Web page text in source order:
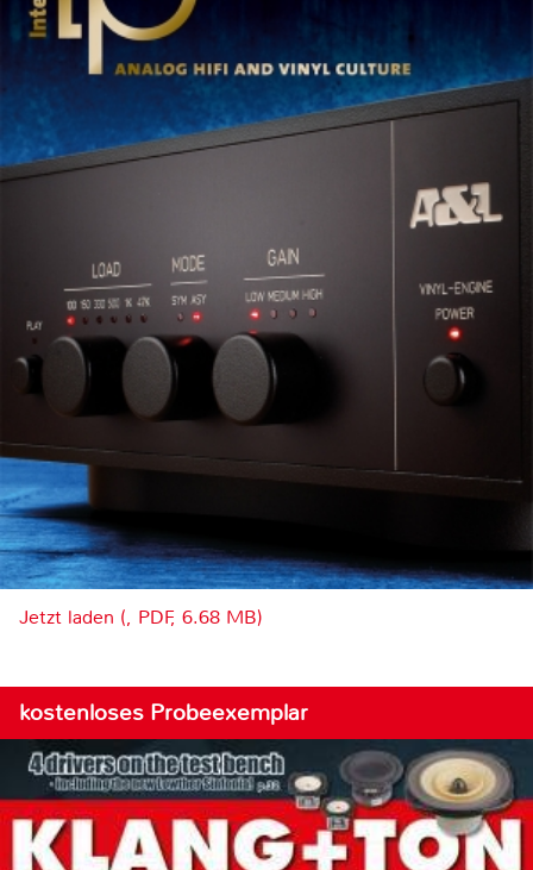
Jetzt laden (, PDF, 6.68 MB)
kostenloses Probeexemplar